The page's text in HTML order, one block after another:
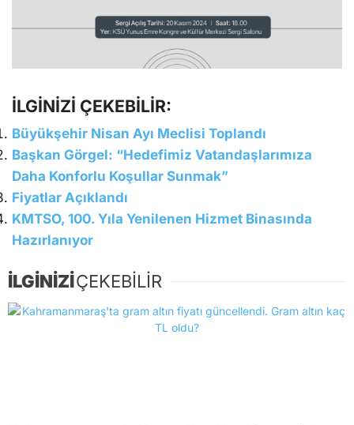
İLGİNİZİ ÇEKEBİLİR:
Büyükşehir Nisan Ayı Meclisi Toplandı
Başkan Görgel: “Hedefimiz Vatandaşlarımıza
Daha Konforlu Koşullar Sunmak”
Fiyatlar Açıklandı
KMTSO, 100. Yıla Yenilenen Hizmet Binasında
Hazırlanıyor
İLGİNİZİÇEKEBİLİR